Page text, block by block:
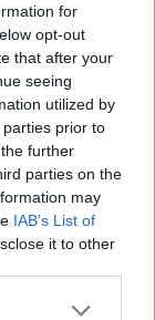
for
opt-out
that after your
seeing
utilized by
prior to
further
parties on the
may
IAB’s List of
it to other
more Google
az
Hayes,
aki
részről